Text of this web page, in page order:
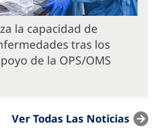
la capacidad de
tras los
de la OPS/OMS
Ver Todas Las Noticias